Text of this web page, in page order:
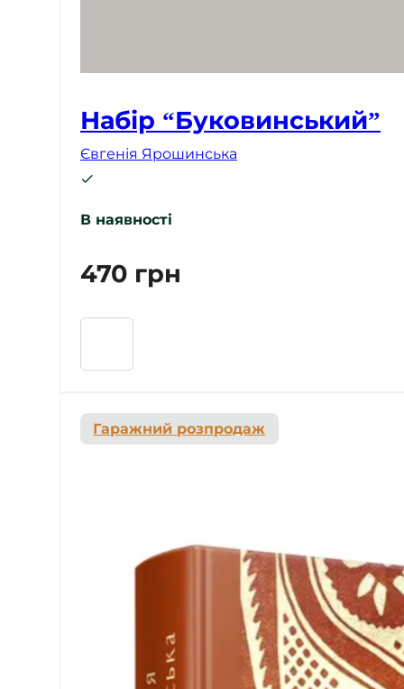
Набір “Буковинський”
Євгенія Ярошинська
В наявності
470 грн
Гаражний розпродаж